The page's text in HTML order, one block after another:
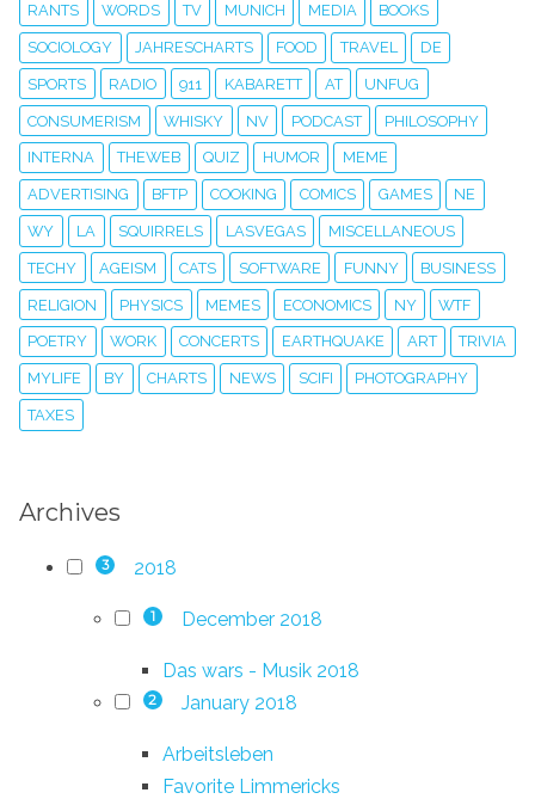
RANTS WORDS TV MUNICH MEDIA BOOKS
SOCIOLOGY JAHRESCHARTS FOOD TRAVEL DE
SPORTS RADIO 911 KABARETT AT UNFUG
CONSUMERISM WHISKY NV PODCAST PHILOSOPHY
INTERNA THEWEB QUIZ HUMOR MEME
ADVERTISING BFTP COOKING COMICS GAMES NE
WY LA SQUIRRELS LASVEGAS MISCELLANEOUS
TECHY AGEISM CATS SOFTWARE FUNNY BUSINESS
RELIGION PHYSICS MEMES ECONOMICS NY WTF
POETRY WORK CONCERTS EARTHQUAKE ART TRIVIA
MYLIFE BY CHARTS NEWS SCIFI PHOTOGRAPHY
TAXES
Archives
3 2018
1 December 2018
Das wars - Musik 2018
2 January 2018
Arbeitsleben
Favorite Limmericks